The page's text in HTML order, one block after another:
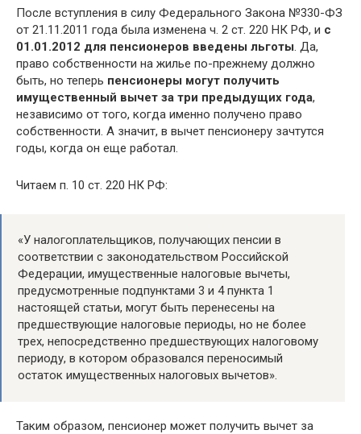
После вступления в силу Федерального Закона №330-ФЗ
от 21.11.2011 года была изменена ч. 2 ст. 220 НК РФ, и с
01.01.2012 для пенсионеров введены льготы. Да,
право собственности на жилье по-прежнему должно
быть, но теперь пенсионеры могут получить
имущественный вычет за три предыдущих года,
независимо от того, когда именно получено право
собственности. А значит, в вычет пенсионеру зачтутся
годы, когда он еще работал.
Читаем п. 10 ст. 220 НК РФ:
«У налогоплательщиков, получающих пенсии в
соответствии с законодательством Российской
Федерации, имущественные налоговые вычеты,
предусмотренные подпунктами 3 и 4 пункта 1
настоящей статьи, могут быть перенесены на
предшествующие налоговые периоды, но не более
трех, непосредственно предшествующих налоговому
периоду, в котором образовался переносимый
остаток имущественных налоговых вычетов».
Таким образом, пенсионер может получить вычет за